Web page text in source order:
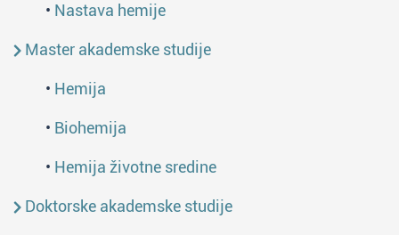
• Nastava hemije
Master akademske studije
• Hemija
• Biohemija
• Hemija životne sredine
Doktorske akademske studije